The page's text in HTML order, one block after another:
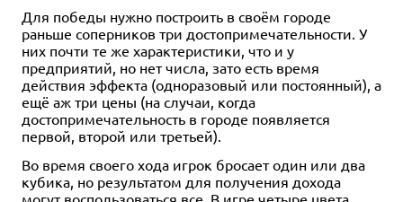
Для победы нужно построить в своём городе
раньше соперников три достопримечательности. У
них почти те же характеристики, что и у
предприятий, но нет числа, зато есть время
действия эффекта (одноразовый или постоянный), а
ещё аж три цены (на случаи, когда
достопримечательность в городе появляется
первой, второй или третьей).
Во время своего хода игрок бросает один или два
кубика, но результатом для получения дохода
могут воспользоваться все. В игре четыре цвета